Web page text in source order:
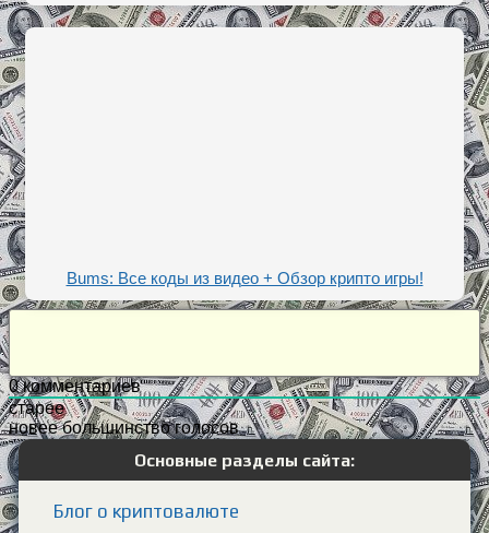
Bums: Все коды из видео + Обзор крипто игры!
0комментариев
старее
новее большинство голосов
Основные разделы сайта:
Блог о криптовалюте